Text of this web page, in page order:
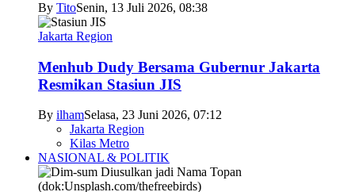
By TitoSenin, 13 Juli 2026, 08:38
Jakarta Region
Menhub Dudy Bersama Gubernur Jakarta
Resmikan Stasiun JIS
By ilhamSelasa, 23 Juni 2026, 07:12
Jakarta Region
Kilas Metro
NASIONAL & POLITIK